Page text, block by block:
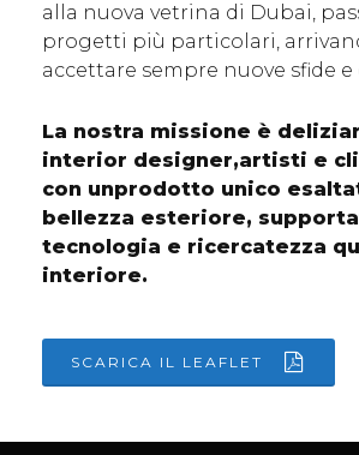
alla nuova vetrina di Dubai,
progetti più particolari,
accettare sempre nuove sfide e
La nostra missione è
interior designer,artisti e
con unprodotto unico
bellezza esteriore,
tecnologia e ricercatezza
interiore.
SCARICA IL LEAFLET